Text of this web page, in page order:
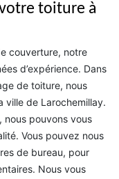
toiture à
couverture, notre
d’expérience. Dans
de toiture, nous
ville de Larochemillay.
nous pouvons vous
Vous pouvez nous
de bureau, pour
Nous vous